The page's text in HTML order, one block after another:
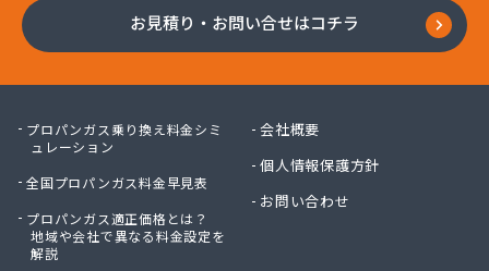
株式会社ヤマアキ
株式会社よしや商店
株式会社リピックス
株式会社リピックス 春日井センター
株式会社一プロ
株式会社稲藤商店
株式会社稲葉エネクス
お見積り・お問い合せはコチラ
プロパンガス乗り換え料金シミ
ュレーション
全国プロパンガス料金早見表
プロパンガス適正価格とは？
地域や会社で異なる料金設定を
解説
会社概要
個人情報保護方針
お問い合わせ